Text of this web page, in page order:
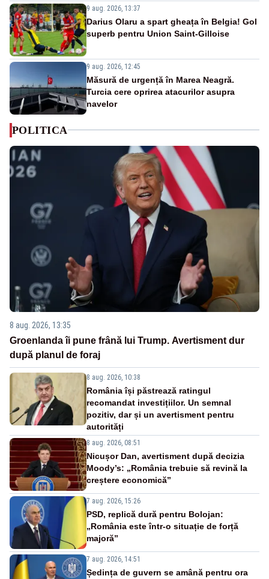
9 aug. 2026, 13:37
Darius Olaru a spart gheața în Belgia! Gol
superb pentru Union Saint-Gilloise
9 aug. 2026, 12:45
Măsură de urgență în Marea Neagră.
Turcia cere oprirea atacurilor asupra
navelor
POLITICA
8 aug. 2026, 13:35
Groenlanda îi pune frână lui Trump. Avertisment dur
după planul de foraj
8 aug. 2026, 10:38
România își păstrează ratingul
recomandat investițiilor. Un semnal
pozitiv, dar și un avertisment pentru
autorități
8 aug. 2026, 08:51
Nicușor Dan, avertisment după decizia
Moody’s: „România trebuie să revină la
creștere economică”
7 aug. 2026, 15:26
PSD, replică dură pentru Bolojan:
„România este într-o situație de forță
majoră”
7 aug. 2026, 14:51
Ședința de guvern se amână pentru ora